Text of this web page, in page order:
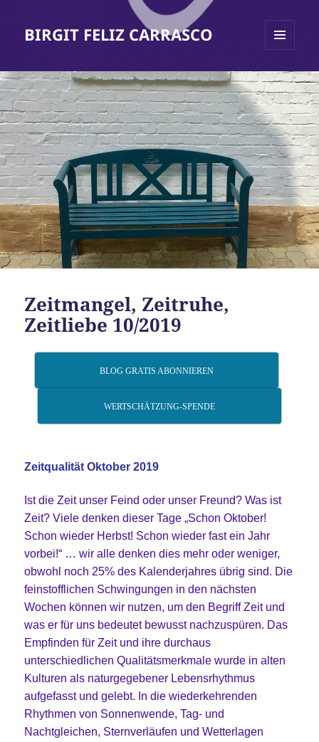
BIRGIT FELIZ CARRASCO
WIDGETS
Zeitmangel, Zeitruhe,
Zeitliebe 10/2019
BLOG GRATIS ABONNIEREN
WERTSCHÄTZUNG-SPENDE
Zeitqualität Oktober 2019
Ist die Zeit unser Feind oder unser Freund? Was ist
Zeit? Viele denken dieser Tage „Schon Oktober!
Schon wieder Herbst! Schon wieder fast ein Jahr
vorbei!“ … wir alle denken dies mehr oder weniger,
obwohl noch 25% des Kalenderjahres übrig sind. Die
feinstofflichen Schwingungen in den nächsten
Wochen können wir nutzen, um den Begriff Zeit und
was er für uns bedeutet bewusst nachzuspüren. Das
Empfinden für Zeit und ihre durchaus
unterschiedlichen Qualitätsmerkmale wurde in alten
Kulturen als naturgegebener Lebensrhythmus
aufgefasst und gelebt. In die wiederkehrenden
Rhythmen von Sonnenwende, Tag- und
Nachtgleichen, Sternverläufen und Wetterlagen